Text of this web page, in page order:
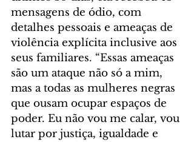
mensagens de ódio, com
detalhes pessoais e ameaças de
violência explícita inclusive aos
seus familiares. “Essas ameaças
são um ataque não só a mim,
mas a todas as mulheres negras
que ousam ocupar espaços de
poder. Eu não vou me calar, vou
lutar por justiça, igualdade e